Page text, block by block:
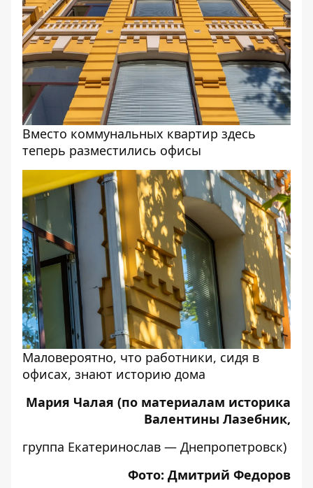
Вместо коммунальных квартир здесь
теперь разместились офисы
Маловероятно, что работники, сидя в
офисах, знают историю дома
Мария Чалая (по материалам историка
Валентины Лазебник,
группа Екатеринослав — Днепропетровск)
Фото: Дмитрий Федоров